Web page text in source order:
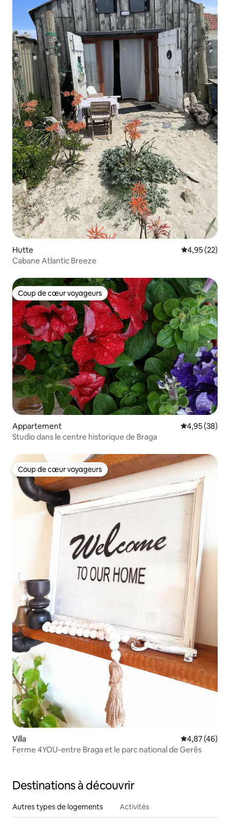
Hutte Évaluation
4,95 (22)
Cabane Atlantic Breeze
Coup de cœur voyageurs
Coup de cœur voyageurs
Appartement Évaluation
4,95 (38)
Studio dans le centre historique de Braga
Coup de cœur voyageurs
Coup de cœur voyageurs
Villa Évaluation
4,87 (46)
Ferme 4YOU-entre Braga et le parc national de Gerês
Destinations à découvrir
Autres types de logements Activités